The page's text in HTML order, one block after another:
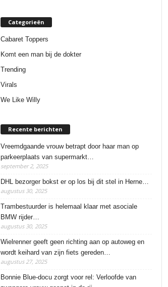
Categorieën
Cabaret Toppers
Komt een man bij de dokter
Trending
Virals
We Like Willy
Recente berichten
Vreemdgaande vrouw betrapt door haar man op
parkeerplaats van supermarkt…
september 2, 2025
DHL bezorger bokst er op los bij dit stel in Herne…
augustus 30, 2025
Trambestuurder is helemaal klaar met asociale
BMW rijder…
augustus 30, 2025
Wielrenner geeft geen richting aan op autoweg en
wordt keihard van zijn fiets gereden…
augustus 27, 2025
Bonnie Blue-docu zorgt voor rel: Verloofde van